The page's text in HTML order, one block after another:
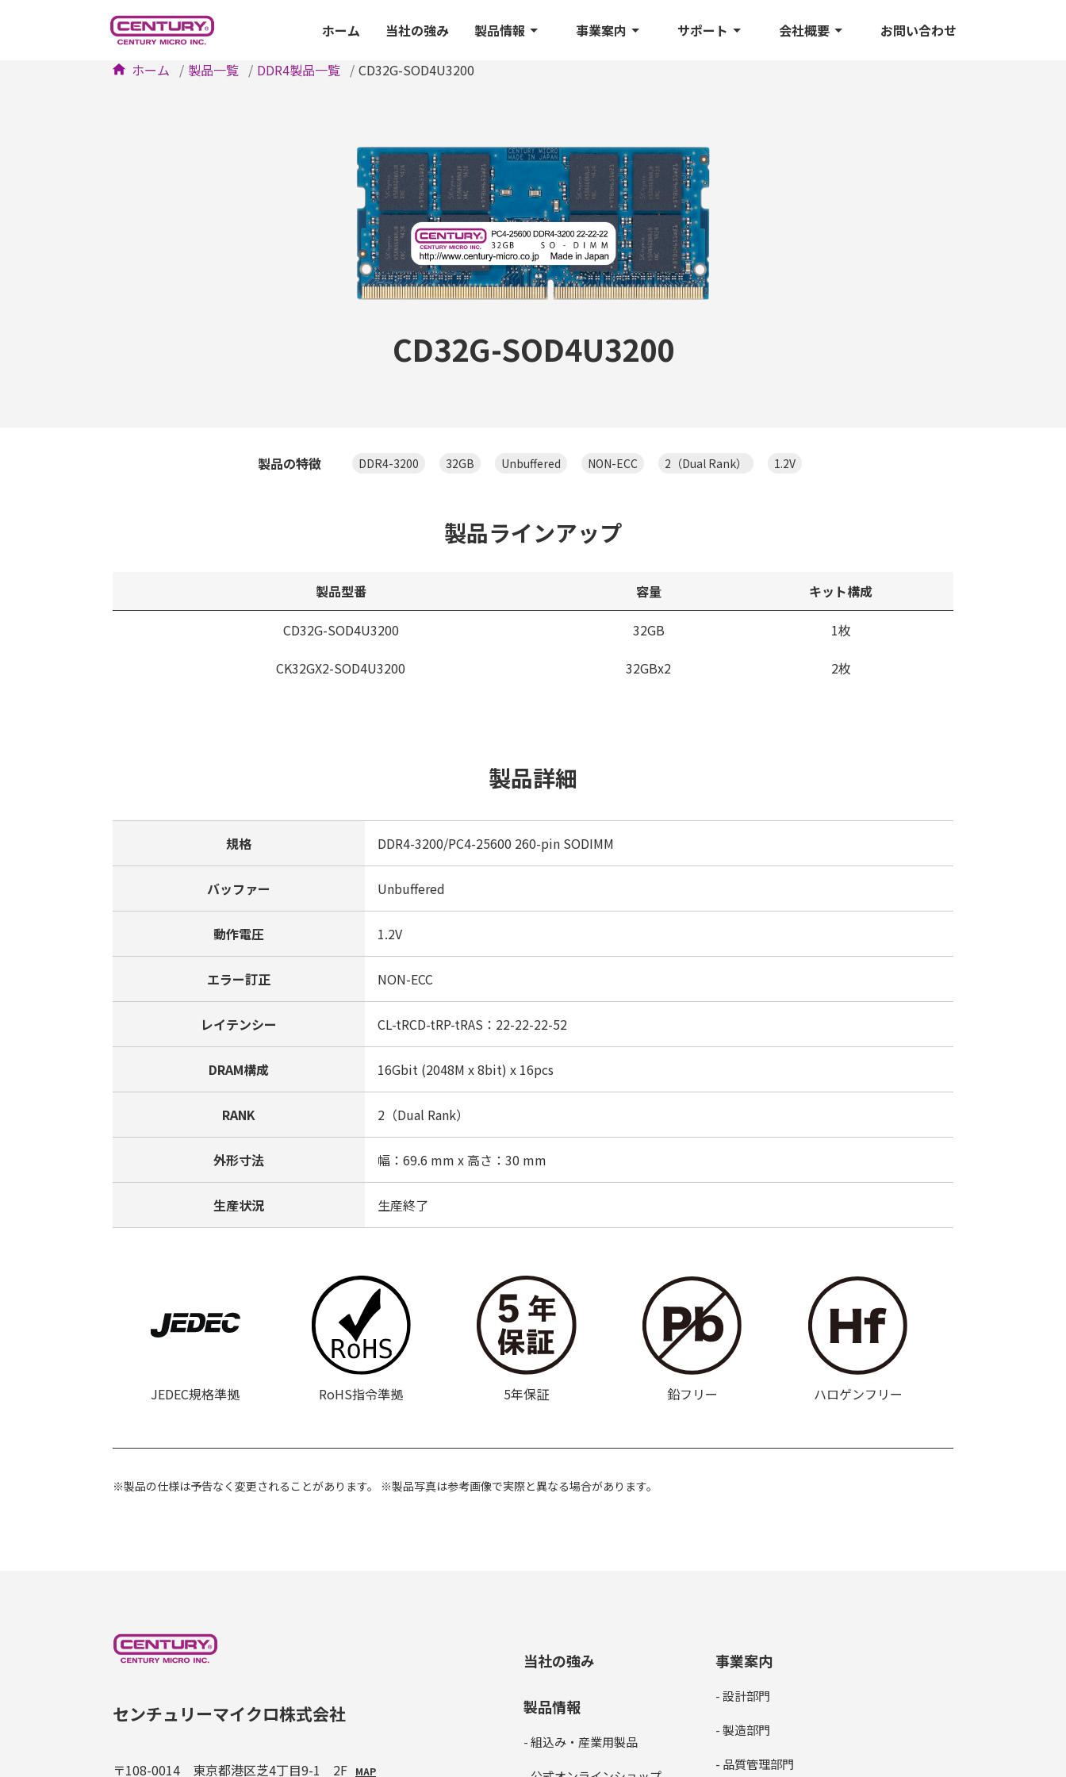
ホーム 当社の強み 製品情報 事業案内 サポート 会社概要 お問い合わせ
ホーム 製品一覧 DDR4製品一覧 CD32G-SOD4U3200
CD32G-SOD4U3200
製品の特徴 DDR4-3200 32GB Unbuffered NON-ECC 2（Dual Rank） 1.2V
製品ラインアップ
製品型番 容量 キット構成
CD32G-SOD4U3200 32GB
1枚
CK32GX2-SOD4U3200
32GBx2 2枚
製品詳細
規格 DDR4-3200/PC4-25600 260-pin SODIMM
バッファー Unbuffered
動作電圧 1.2V
エラー訂正 NON-ECC
レイテンシー CL-tRCD-tRP-tRAS：22-22-22-52
DRAM構成 16Gbit (2048M x 8bit) x 16pcs
RANK 2（Dual Rank）
外形寸法 幅：69.6 mm x 高さ：30 mm
生産状況 生産終了
JEDEC規格準拠 RoHS指令準拠 5年保証 鉛フリー ハロゲンフリー
※製品の仕様は予告なく変更されることがあります。 ※製品写真は参考画像で実際と異なる場合があります。
センチュリーマイクロ株式会社
〒108-0014 東京都港区芝4丁目9-1 2F
MAP
当社の強み
製品情報
- 組込み・産業用製品
事業案内
- 設計部門
- 製造部門
- 品質管理部門